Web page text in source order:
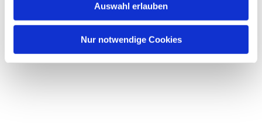
Auswahl erlauben
Nur notwendige Cookies